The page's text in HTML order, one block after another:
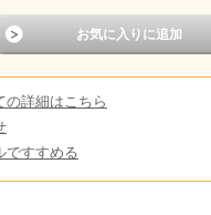
の詳細はこちら
ですすめる